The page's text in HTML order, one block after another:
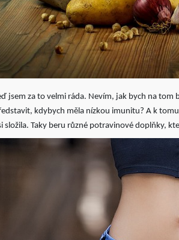
jsem za to velmi ráda. Nevím, jak bych na
kdybych měla nízkou imunitu? A k
složila. Taky beru různé potravinové doplňky,